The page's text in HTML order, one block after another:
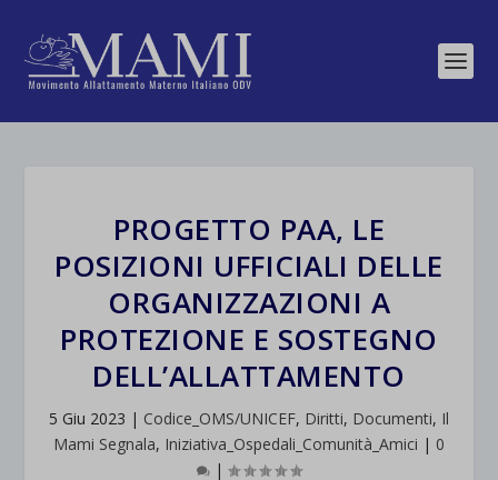
PROGETTO PAA, LE
POSIZIONI UFFICIALI DELLE
ORGANIZZAZIONI A
PROTEZIONE E SOSTEGNO
DELL’ALLATTAMENTO
5 Giu 2023 | Codice_OMS/UNICEF, Diritti, Documenti, Il
Mami Segnala, Iniziativa_Ospedali_Comunità_Amici | 0
|